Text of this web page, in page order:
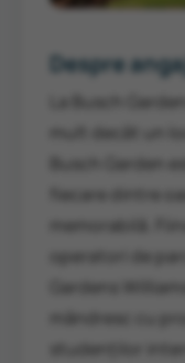
Despre
La Busch
mult decât un
Busch Garden
fiecare dintre
memorabilă.
operatori de
Gardens
mândresc cu
studenților